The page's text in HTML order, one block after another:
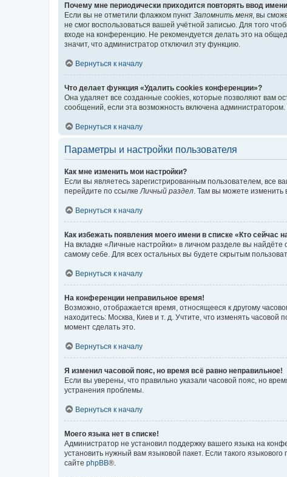
Почему мне периодически приходится повторять ввод
Если вы не отметили флажком пункт Запомнить меня , вы
не смог воспользоваться вашей учётной записью. Для того
входе на конференцию. Не рекомендуется делать это на
значит, что администратор отключил эту функцию.
Вернуться к началу
Что делает функция «Удалить cookies конференции»?
Она удаляет все созданные cookies, которые позволяют вам
сообщений, если эта возможность включена
Вернуться к началу
Параметры и настройки пользователя
Как мне изменить мои настройки?
Если вы являетесь зарегистрированным пользователем, все
перейдите по ссылке Личный раздел . Там вы можете изменить
Вернуться к началу
Как избежать появления моего имени в списке «Кто сейчас
На вкладке «Личные настройки» в личном разделе вы найдёте
самому себе. Для всех остальных вы будете скрытым
Вернуться к началу
На конференции неправильное время!
Возможно, отображается время, относящееся к другому
находитесь: Москва, Киев и т. д. Учтите, что изменять часовой
момент сделать это.
Вернуться к началу
Я изменил часовой пояс, но время всё равно неправильное!
Если вы уверены, что правильно указали часовой пояс, но
устранения проблемы.
Вернуться к началу
Моего языка нет в списке!
Администратор не установил поддержку вашего языка на
установить нужный вам языковой пакет. Если такого
сайте phpBB®.